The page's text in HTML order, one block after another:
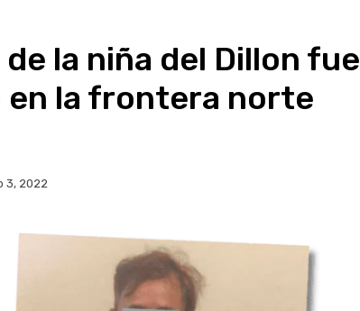
la niña del Dillon fue
la frontera norte
3, 2022